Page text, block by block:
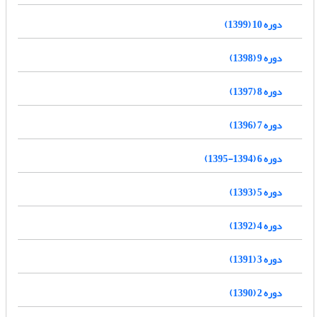
دوره 10 (1399)
دوره 9 (1398)
دوره 8 (1397)
دوره 7 (1396)
دوره 6 (1394-1395)
دوره 5 (1393)
دوره 4 (1392)
دوره 3 (1391)
دوره 2 (1390)